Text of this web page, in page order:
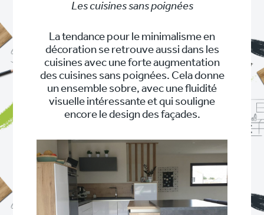
Les cuisines sans poignées
La tendance pour le minimalisme en
décoration se retrouve aussi dans les
cuisines avec une forte augmentation
des cuisines sans poignées. Cela donne
un ensemble sobre, avec une fluidité
visuelle intéressante et qui souligne
encore le design des façades.